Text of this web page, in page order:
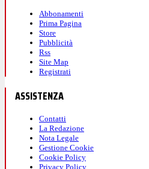
Sponda di Kolo Muani per
mancino va vicino al pareggio.
22:30
68' - Entra Mbappé
Dopo i problemi con la
Abbonamenti
Prima Pagina
Store
Pubblicità
Rss
Site Map
Registrati
ASSISTENZA
Contatti
La Redazione
Nota Legale
Gestione Cookie
Cookie Policy
Privacy Policy